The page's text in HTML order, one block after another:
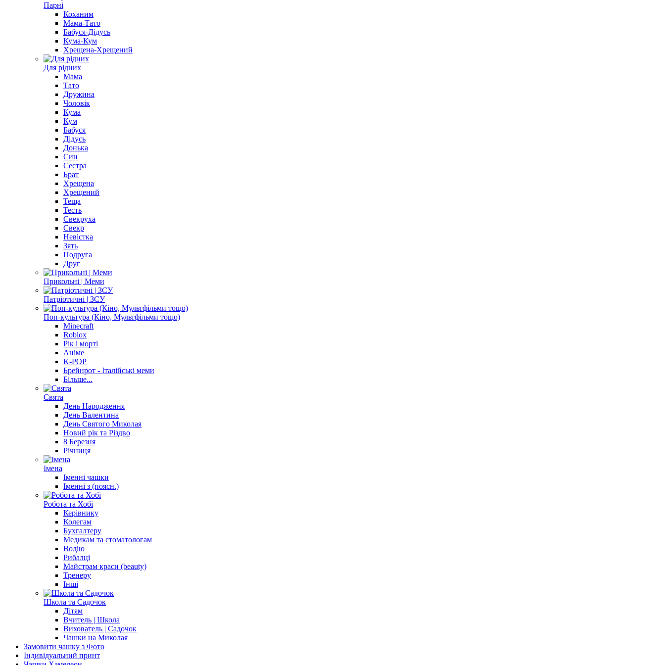
Парні
Коханим
Мама-Тато
Бабуся-Дідусь
Кума-Кум
Хрещена-Хрещений
Для рідних
Мама
Тато
Дружина
Чоловік
Кума
Кум
Бабуся
Дідусь
Донька
Син
Сестра
Брат
Хрещена
Хрещений
Теща
Тесть
Свекруха
Свекр
Невістка
Зять
Подруга
Друг
Прикольні | Меми
Патріотичні | ЗСУ
Поп-культура (Кіно, Мультфільми тощо)
Minecraft
Roblox
Рік і морті
Аніме
K-POP
Брейнрот - Італійські меми
Більше...
Свята
День Народження
День Валентина
День Святого Миколая
Новий рік та Різдво
8 Березня
Річниця
Імена
Іменні чашки
Іменні з (поясн.)
Робота та Хобі
Керівнику
Колегам
Бухгалтеру
Медикам та стоматологам
Водію
Рибалці
Майстрам краси (beauty)
Тренеру
Інші
Школа та Садочок
Дітям
Вчитель | Школа
Вихователь | Cадочок
Чашки на Миколая
Замовити чашку з Фото
Індивідуальний принт